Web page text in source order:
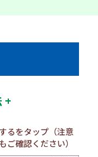
+
るをタップ（注意
ご確認ください）